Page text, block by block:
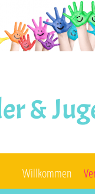
&
Willkommen